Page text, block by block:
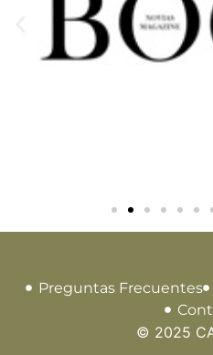
Preguntas Frecuentes
© 2025